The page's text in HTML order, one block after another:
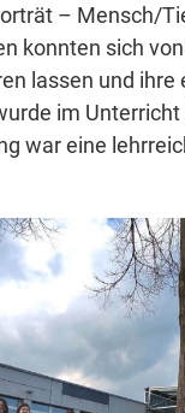
– Mensch/
konnten sich
lassen und
im
war eine